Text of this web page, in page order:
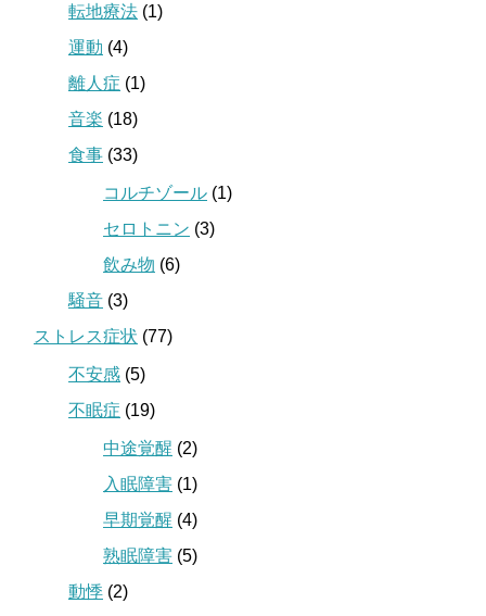
転地療法 (1)
運動 (4)
離人症 (1)
音楽 (18)
食事 (33)
コルチゾール (1)
セロトニン (3)
飲み物 (6)
騒音 (3)
ストレス症状 (77)
不安感 (5)
不眠症 (19)
中途覚醒 (2)
入眠障害 (1)
早期覚醒 (4)
熟眠障害 (5)
動悸 (2)